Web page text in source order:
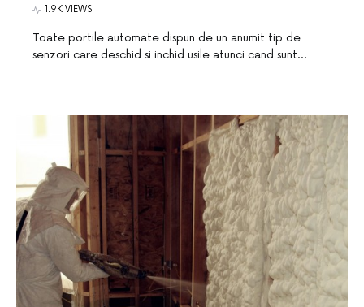
1.9K VIEWS
Toate portile automate dispun de un anumit tip de
senzori care deschid si inchid usile atunci cand sunt…